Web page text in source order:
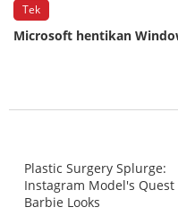
Tek
Microsoft hentikan